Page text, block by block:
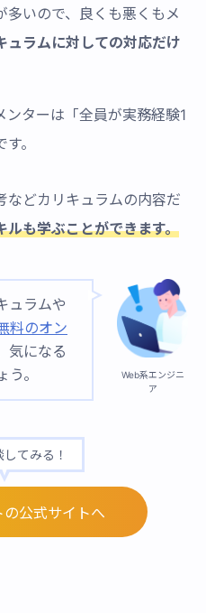
多いので、良くも悪くもメ
ュラムに対しての対応だけ
ンターは「全員が実務経験1
。
などカリキュラムの内容だ
ルも学ぶことができます。
ュラムや
料のオン
気になる
。
Web系エンジニ
ア
てみる！
公式サイトへ